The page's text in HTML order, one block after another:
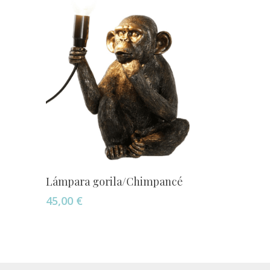
Añadir Al Carrito
Lámpara gorila/Chimpancé
45,00 €